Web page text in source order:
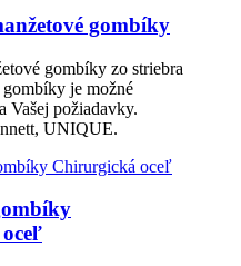
gombíky
gombíky zo striebra
je možné
Vašej požiadavky.
UNIQUE.